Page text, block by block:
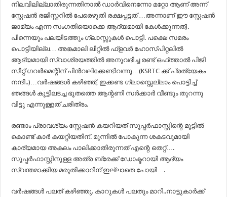
നിലവിലില്ലാതിരുന്നതിനാൽ ഡാർവിനെന്നോ മറ്റോ ആണ് അന്ന്
സ്റ്റേഷൻ രജിസ്റ്ററിൽ പേരെഴുതി രക്ഷപ്പട്ടത് …അന്നാണ് ഈ സ്റ്റേഷൻ
ജാമ്യം എന്ന സംഗതിയൊക്കെ ആദ്യമായി കേൾക്കുന്നത്).
പിന്നെയും പലയിടത്തും ഗ്ലാസ്സുകൾ പൊട്ടി. പക്ഷെ സമരം
പൊട്ടിയില്ല… അങ്കമാലി ലിറ്റിൽ ഫ്‌ളവർ ഹോസ്പിറ്റലിൽ
ആദ്യമായി സ്വാശ്രയത്തിൽ അനുവദിച്ച രണ്ട് ഒഫ്ത്താൽ പിജി
സീറ്റ് ഗവർമെന്റിന് പിൻവലിക്കേണ്ടിവന്നു…(KSRTC ക്ക് പ്രത്യേകം
നന്ദി..)…വർഷങ്ങൾ കഴിഞ്ഞ്, ഇക്കണ്ട ഗ്ലാസ്സെല്ലാം പൊട്ടിച്ച്
ഞങ്ങൾ കൂട്ടിലടച്ച ഭൂതത്തെ ആന്റണി സർക്കാർ വീണ്ടും തുറന്നു
വിട്ടു എന്നുള്ളത് ചരിത്രം.
രണ്ടാം പ്രാവശ്യം സ്റ്റേഷൻ കയറിയത് സൂപ്പർഫാസ്റ്റിന്റെ മൂട്ടിൽ
കൊണ്ട് കാർ കയറ്റിയതിന്. മുന്നിൽ പോകുന്ന ശകടവുമായി
കാര്യമായ അകലം പാലിക്കാതിരുന്നത് എന്റെ തെറ്റ്….
സൂപ്പർഫാസ്റ്റിനുള്ള അത്ര ബ്രേക്ക് ഡോക്ടറായി ആദ്യം
സ്വന്തമാക്കിയ മരുതിക്കാറിന് ഇല്ലാതെ പോയി….
വർഷങ്ങൾ പലത് കഴിഞ്ഞു. കാറുകൾ പലതും മാറി..നാട്ടുകാർക്ക്